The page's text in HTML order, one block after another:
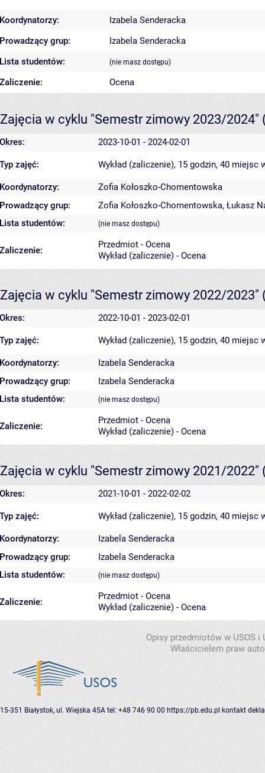
Koordynatorzy:
Izabela Senderacka
Prowadzący grup:
Izabela Senderacka
Lista studentów:
(nie masz dostępu)
Zaliczenie: Ocena
Zajęcia w cyklu "Semestr zimowy 2023/2024"
Okres: 2023-10-01 - 2024-02-01
Typ zajęć: Wykład (zaliczenie), 15 godzin, 40 miejsc
Koordynatorzy:
Zofia Kołoszko-Chomentowska
Prowadzący grup:
Zofia Kołoszko-Chomentowska, Łukasz
Lista studentów:
(nie masz dostępu)
Zaliczenie:
Przedmiot - Ocena
Wykład (zaliczenie) - Ocena
Zajęcia w cyklu "Semestr zimowy 2022/2023"
Okres: 2022-10-01 - 2023-02-01
Typ zajęć: Wykład (zaliczenie), 15 godzin, 40 miejsc
Koordynatorzy:
Izabela Senderacka
Prowadzący grup:
Izabela Senderacka
Lista studentów:
(nie masz dostępu)
Zaliczenie:
Przedmiot - Ocena
Wykład (zaliczenie) - Ocena
Zajęcia w cyklu "Semestr zimowy 2021/2022"
Okres: 2021-10-01 - 2022-02-02
Typ zajęć: Wykład (zaliczenie), 15 godzin, 40 miejsc
Koordynatorzy:
Izabela Senderacka
Prowadzący grup:
Izabela Senderacka
Lista studentów:
(nie masz dostępu)
Zaliczenie:
Przedmiot - Ocena
Wykład (zaliczenie) - Ocena
Opisy przedmiotów w USOS
Właścicielem praw
15-351 Białystok, ul. Wiejska 45A tel: +48 746 90 00 https://pb.edu.pl kontakt